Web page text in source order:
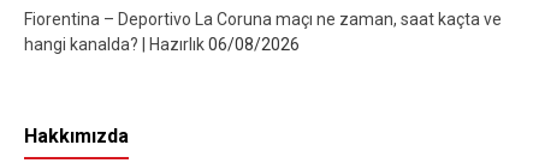
Fiorentina – Deportivo La Coruna maçı ne zaman, saat kaçta ve
hangi kanalda? | Hazırlık06/08/2026
Hakkımızda